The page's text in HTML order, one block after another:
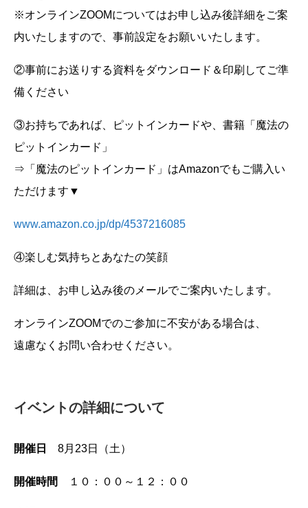
※オンラインZOOMについてはお申し込み後詳細をご案
内いたしますので、事前設定をお願いいたします。
②事前にお送りする資料をダウンロード＆印刷してご準
備ください
③お持ちであれば、ピットインカードや、書籍「魔法の
ピットインカード」
⇒「魔法のピットインカード」はAmazonでもご購入い
ただけます▼
www.amazon.co.jp/dp/4537216085
④楽しむ気持ちとあなたの笑顔
詳細は、お申し込み後のメールでご案内いたします。
オンラインZOOMでのご参加に不安がある場合は、
遠慮なくお問い合わせください。
イベントの詳細について
開催日 8月23日（土）
開催時間 １０：００～１２：００